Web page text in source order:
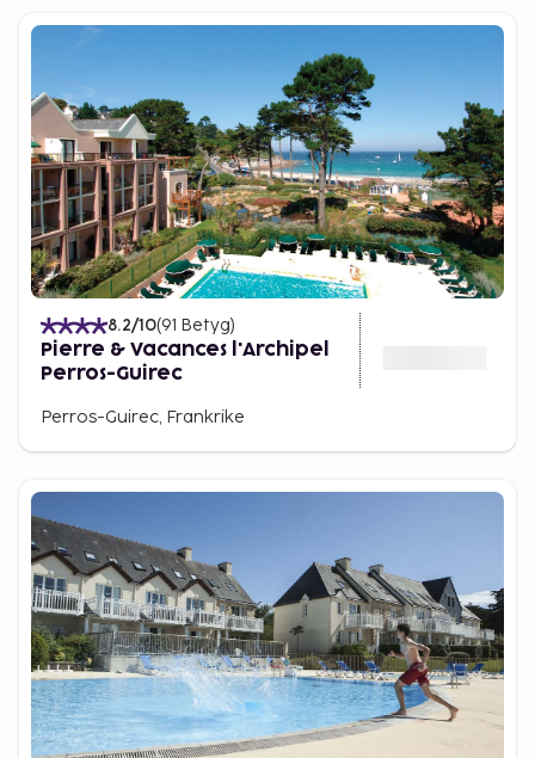
8.2/10(91 Betyg)
Pierre & Vacances l'Archipel
Perros-Guirec
Perros-Guirec, Frankrike